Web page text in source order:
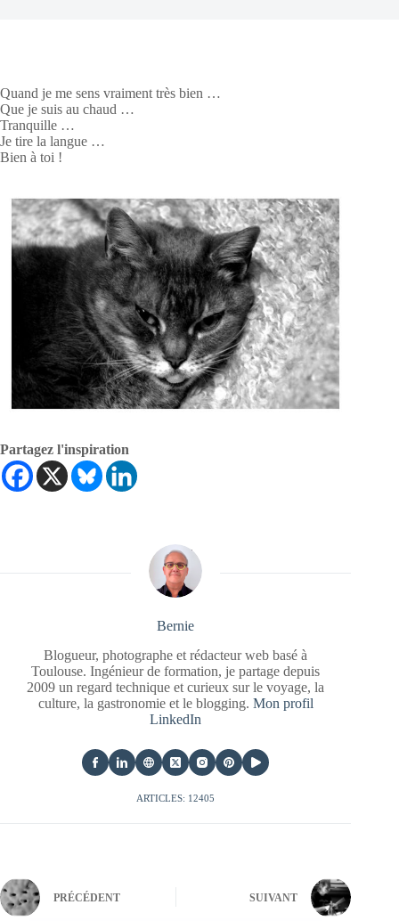
Quand je me sens vraiment très bien …
Que je suis au chaud …
Tranquille …
Je tire la langue …
Bien à toi !
Partagez l'inspiration
Bernie
Blogueur, photographe et rédacteur web basé à
Toulouse. Ingénieur de formation, je partage depuis
2009 un regard technique et curieux sur le voyage, la
culture, la gastronomie et le blogging. Mon profil
LinkedIn
ARTICLES: 12405
PRÉCÉDENT SUIVANT